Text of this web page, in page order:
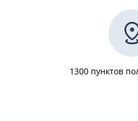
1300 пунктов